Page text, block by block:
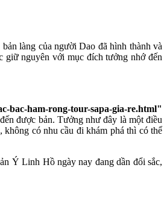
làng của người Dao đã hình thành và
nguyên với mục đích tưởng nhớ đến
bac-ham-rong-tour-sapa-gia-re.html"
được bản. Tưởng như đây là một điều
có nhu cầu đi khám phá thì có thể
Ý Linh Hồ ngày nay đang dần đổi sắc,